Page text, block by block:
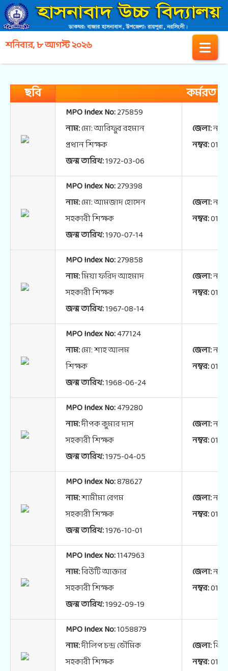
শনিবার, ৮ আগস্ট ২০২৬
ছবি কর্মরত
MPO Index No:275859
নাম:মো: আরিফুর রহমান
প্রধান শিক্ষক
জন্ম তারিখ:1972-03-06
জেলা:
নম্বর:
MPO Index No:279398
নাম:মো: আমজাদ হোসেন
সহকারী শিক্ষক
জন্ম তারিখ:1970-07-14
জেলা:
নম্বর:
MPO Index No:279858
নাম:মিয়া ফরিদ আহমাদ
সহকারী শিক্ষক
জন্ম তারিখ:1967-08-14
জেলা:
নম্বর:
MPO Index No:477124
নাম:মো: শাহ আলম
শিক্ষক
জন্ম তারিখ:1968-06-24
জেলা:
নম্বর:
MPO Index No:479280
নাম:দীপক কুমার দাস
সহকারী শিক্ষক
জন্ম তারিখ:1975-04-05
জেলা:
নম্বর:
MPO Index No:878627
নাম:শামীমা বেগম
সহকারী শিক্ষক
জন্ম তারিখ:1976-10-01
জেলা:
নম্বর:
MPO Index No:1147963
নাম:বিউটি আক্তার
সহকারী শিক্ষক
জন্ম তারিখ:1992-09-19
জেলা:
নম্বর:
MPO Index No:1058879
নাম:দীলিপ চন্দ্র ভৌমিক
সহকারী শিক্ষক
জেলা:
নম্বর: